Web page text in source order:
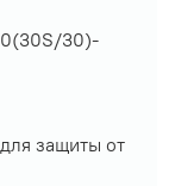
30)-
защиты от